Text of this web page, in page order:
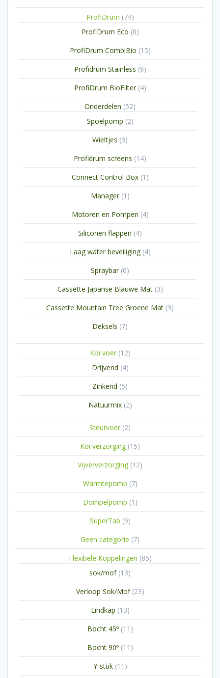
ProfiDrum 7474
ProfiDrum Eco 88
producten
ProfiDrum CombiBio 1515
producten
Profidrum Stainless 99
producten
ProfiDrum BioFilter 44
producten
Onderdelen 5252
Spoelpomp 22
producten
Wieltjes 33
producten
Profidrum screens 1414
producten
Connect Control Box 1 1
product
Manager 1 1
product
Motoren en Pompen 44
producten
Siliconen flappen 44
producten
Laag water beveiliging 44
producten
Spraybar 66
producten
Cassette Japanse Blauwe Mat 33
producten
Cassette Mountain Tree Groene Mat 33
producten
Deksels 77
Koi voer 1212
Drijvend 44
producten
Zinkend 55
producten
Natuurmix 22
Steurvoer 22
producten
Koi verzorging 1515
producten
Vijververzorging 1212
producten
Warmtepomp 77
producten
Dompelpomp 1 1
product
SuperTab 99
producten
Geen categorie 77
producten
Flexibele Koppelingen 8585
sok/mof 1313
producten
Verloop Sok/Mof 2323
producten
Eindkap 1313
producten
Bocht 45º 11 11
producten
Bocht 90º 11 11
producten
Y-stuk 11 11
producten